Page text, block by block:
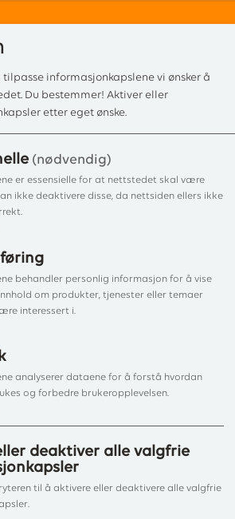
gass/ Square table utendørs bordpeis
utendørs
bordpeis
tilpasse informasjonkapslene vi ønsker å
Du bestemmer! Aktiver eller
etter eget ønske.
(nødvendig)
er essensielle for at nettstedet skal være
ikke deaktivere disse, da nettsiden ellers ikke
behandler personlig informasjon for å vise
om produkter, tjenester eller temaer
interessert i.
analyserer dataene for å forstå hvordan
og forbedre brukeropplevelsen.
deaktiver alle valgfrie
til å aktivere eller deaktivere alle valgfrie